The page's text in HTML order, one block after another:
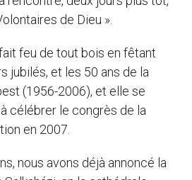
de Dieu ».
feu de tout bois en fêtant
jubilés, et les 50 ans de la
(1956-2006), et elle se
célébrer le congrès de la
en 2007.
nous avons déjà annoncé la